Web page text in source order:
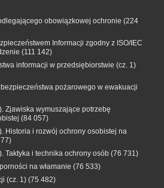
obowiązkowej ochronie (224
Informacji zgodny z ISO/IEC
(111 142)
informacji w przedsiębiorstwie (cz. 1)
pożarowego w ewakuacji
Zjawiska wymuszające potrzebę
(84 057)
Historia i rozwój ochrony osobistej na
Taktyka i technika ochrony osób (76 731)
na włamanie (76 533)
(cz. 1) (75 482)